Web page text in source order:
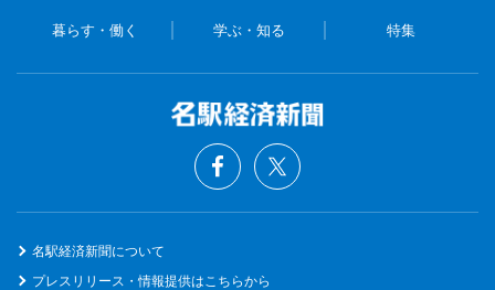
暮らす・働く 学ぶ・知る 特集
名駅経済新聞について
プレスリリース・情報提供はこちらから